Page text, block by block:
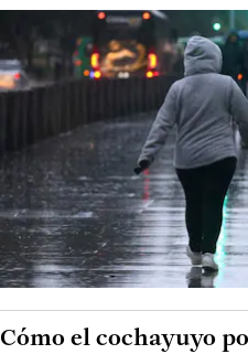
Cómo el cochayuyo